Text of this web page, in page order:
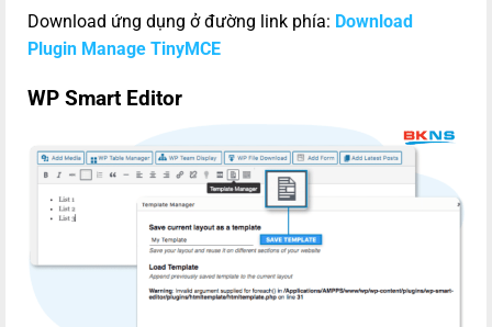
Download ứng dụng ở đường link phía: Download
Plugin Manage TinyMCE
WP Smart Editor